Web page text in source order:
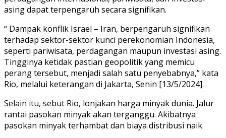
asing dapat terpengaruh secara signifikan.
“ Dampak konflik Israel – Iran, berpengaruh signifikan
terhadap sektor-sektor kunci perekonomian Indonesia,
seperti pariwisata, perdagangan maupun investasi asing.
Tingginya ketidak pastian geopolitik yang memicu
perang tersebut, menjadi salah satu penyebabnya,” kata
Rio, melalui keterangan di Jakarta, Senin [13/5/2024].
Selain itu, sebut Rio, lonjakan harga minyak dunia. Jalur
rantai pasokan minyak akan terganggu. Akibatnya
pasokan minyak terhambat dan biaya distribusi naik.